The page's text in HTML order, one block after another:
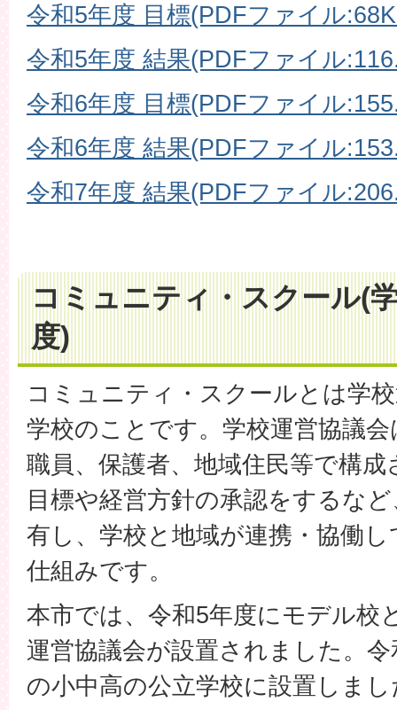
令和5年度 目標(PDFファイル
令和5年度 結果(PDFファイル
令和6年度 目標(PDFファイル
令和6年度 結果(PDFファイル
令和7年度 結果(PDFファイル
コミュニティ・スクール(
度)
コミュニティ・スクールとは学
学校のことです。学校運営協議
職員、保護者、地域住民等で構
目標や経営方針の承認をするな
有し、学校と地域が連携・協働
仕組みです。
本市では、令和5年度にモデル校
運営協議会が設置されました。
の小中高の公立学校に設置しまし